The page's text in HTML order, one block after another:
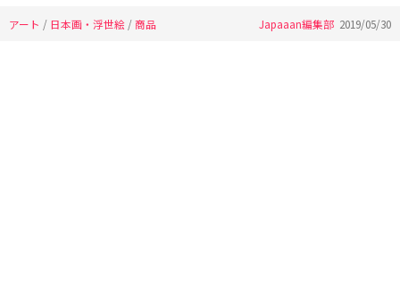
アート / 日本画・浮世絵 /商品 Japaaan編集部 2019/05/30